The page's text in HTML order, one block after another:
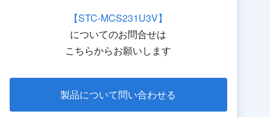
【STC-MCS231U3V】
についてのお問合せは
こちらからお願いします
製品について問い合わせる